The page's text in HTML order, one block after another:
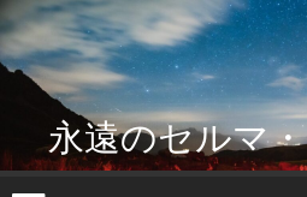
コ
ン
テ
へ
ス
永遠のセルマ